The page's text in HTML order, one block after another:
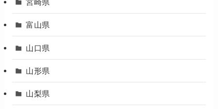
宮崎県
富山県
山口県
山形県
山梨県